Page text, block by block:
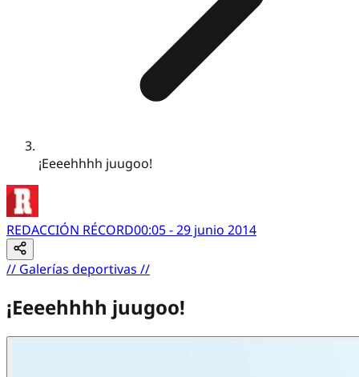
¡Eeeehhhh juugoo!
REDACCIÓN RÉCORD00:05 - 29 junio 2014
// Galerías deportivas //
¡Eeeehhhh juugoo!